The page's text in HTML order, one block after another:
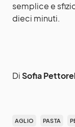
semplice e
dieci minuti.
DiSofia
AGLIO PASTA